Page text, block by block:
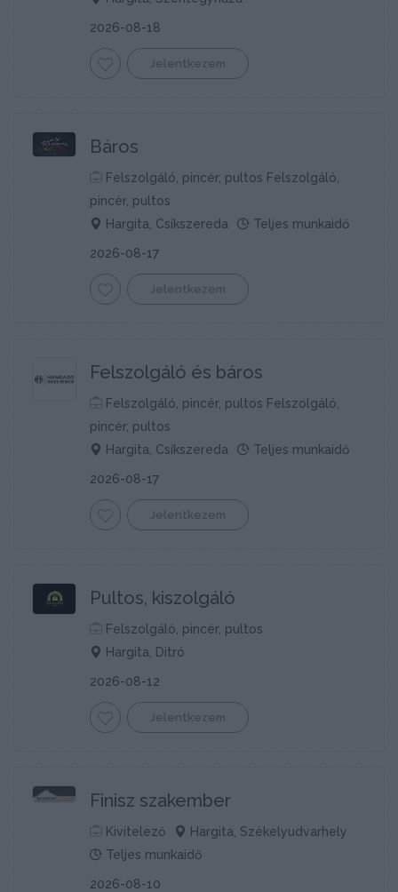
2026-08-18
Jelentkezem
Báros
Felszolgáló, pincér, pultos Felszolgáló,
pincér, pultos
Hargita, Csíkszereda
Teljes munkaidő
2026-08-17
Jelentkezem
Felszolgáló és báros
Felszolgáló, pincér, pultos Felszolgáló,
pincér, pultos
Hargita, Csíkszereda
Teljes munkaidő
2026-08-17
Jelentkezem
Pultos, kiszolgáló
Felszolgáló, pincér, pultos
Hargita, Ditró
2026-08-12
Jelentkezem
Finisz szakember
Kivitelező
Hargita, Székelyudvarhely
Teljes munkaidő
2026-08-10